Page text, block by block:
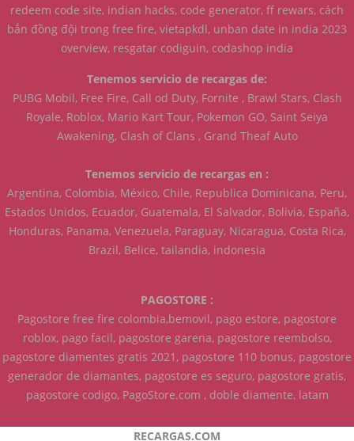
redeem code site, indian hacks, code generator, ff rewars, cách
bắn đồng đội trong free fire, vietapkdl, unban date in india 2023
overview, resgatar codiguin, codashop india
Tenemos servicio de recargas de:
PUBG Mobil, Free Fire, Call od Duty, Fornite , Brawl Stars, Clash
Royale, Roblox, Mario Kart Tour, Pokemon GO, Saint Seiya
Awakening, Clash of Clans , Grand Theaf Auto
Tenemos servicio de recargas en :
Argentina, Colombia, México, Chile, Republica Dominicana, Peru,
Estados Unidos, Ecuador, Guatemala, El Salvador, Bolivia, España,
Honduras, Panama, Venezuela, Paraguay, Nicaragua, Costa Rica,
Brazil, Belice, tailandia, indonesia
PAGOSTORE :
Pagostore free fire colombia,bemovil, pago estore, pagostore
roblox, pago facil, pagostore garena, pagostore reembolso,
pagostore diamentes gratis 2021, pagostore 110 bonus, pagostore
generador de diamantes, pagostore es seguro, pagostore gratis,
pagostore codigo, PagoStore.com , doble diamente, latam
RECARGAS.COM